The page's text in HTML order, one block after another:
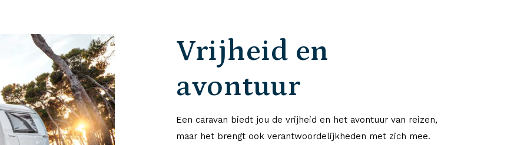
Vrijheid en
avontuur
Een caravan biedt jou de vrijheid en het avontuur van reizen,
maar het brengt ook verantwoordelijkheden met zich mee.